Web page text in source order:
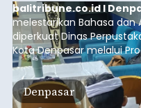
balitribune.co.id I
melestarikan Bahasa dan
diperkuat Dinas
Kota Denpasar melalui
Perpustakaan Berbasis
Tahun ini, sebanyak 63
Negeri 17 Dangin Puri
Denpasar